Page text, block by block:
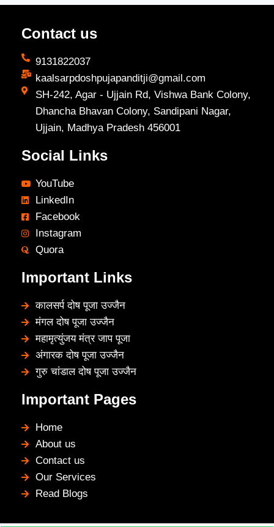
Contact us
9131822037
kaalsarpdoshpujapanditji@gmail.com
SH-242, Agar - Ujjain Rd, Vishwa Bank Colony,
Dhancha Bhavan Colony, Sandipani Nagar,
Ujjain, Madhya Pradesh 456001
Social Links
YouTube
LinkedIn
Facebook
Instagram
Quora
Important Links
कालसर्प दोष पूजा उज्जैन
मंगल दोष पूजा उज्जैन
महामृत्युंजय मंत्र जाप पूजा
अंगारक दोष पूजा उज्जैन
गुरु चांडाल दोष पूजा उज्जैन
Important Pages
Home
About us
Contact us
Our Services
Read Blogs